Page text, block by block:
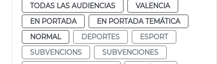
TODAS LAS AUDIENCIAS
VALENCIA
EN PORTADA
EN PORTADA TEMÁTICA
NORMAL
DEPORTES
ESPORT
SUBVENCIONS
SUBVENCIONES